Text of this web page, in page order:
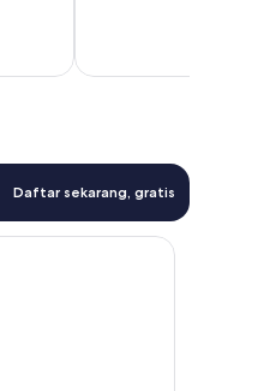
Daftar sekarang, gratis